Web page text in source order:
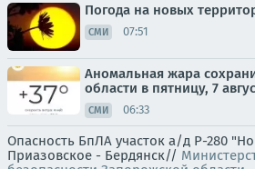
Погода на новых
СМИ 07:51
Аномальная жара
области в пятницу, 7
СМИ 06:33
Опасность БпЛА участок а/д Р-280
Приазовское - Бердянск//